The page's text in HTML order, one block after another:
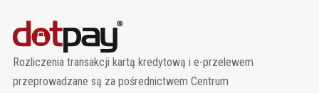
Rozliczenia transakcji kartą kredytową i e-przelewem
przeprowadzane są za pośrednictwem Centrum